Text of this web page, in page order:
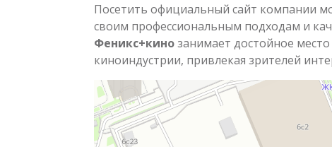
Посетить официальный сайт компании
своим профессиональным подходам и
Феникс+кинозанимает достойное
киноиндустрии, привлекая зрителей